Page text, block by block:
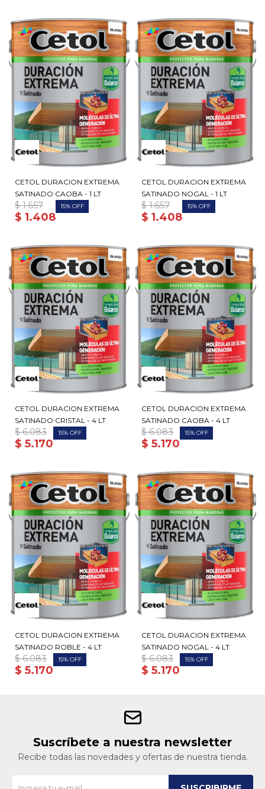
CETOL DURACION EXTREMA
SATINADO CAOBA - 1 LT
$ 1.408
$ 1.657 15
CETOL DURACION EXTREMA
SATINADO NOGAL - 1 LT
$ 1.408
$ 1.657 15
CETOL DURACION EXTREMA
SATINADO CRISTAL - 4 LT
$ 5.170
$ 6.083 15
CETOL DURACION EXTREMA
SATINADO CAOBA - 4 LT
$ 5.170
$ 6.083 15
CETOL DURACION EXTREMA
SATINADO ROBLE - 4 LT
$ 5.170
$ 6.083 15
CETOL DURACION EXTREMA
SATINADO NOGAL - 4 LT
$ 5.170
$ 6.083 15
Suscríbete a nuestra newsletter
Recibe todas las novedades y ofertas de nuestra tienda.